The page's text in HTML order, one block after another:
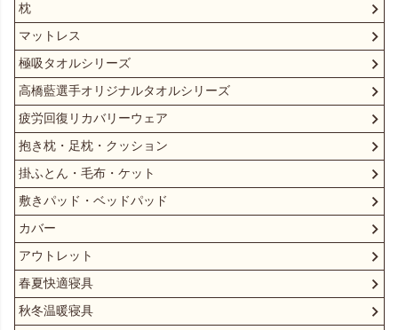
枕
マットレス
極吸タオルシリーズ
高橋藍選手オリジナルタオルシリーズ
疲労回復リカバリーウェア
抱き枕・足枕・クッション
掛ふとん・毛布・ケット
敷きパッド・ベッドパッド
カバー
アウトレット
春夏快適寝具
秋冬温暖寝具